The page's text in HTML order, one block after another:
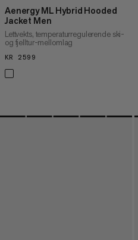
Aenergy ML Hybrid Hooded
Jacket Men
Lettvekts, temperaturregulerende ski-
og fjelltur-mellomlag
KR 2599